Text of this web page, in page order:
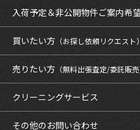
入荷予定＆非公開物件ご案内希
買いたい方 （お探し依頼リクエスト
売りたい方（無料出張査定/委託販
クリーニングサービス
その他のお問い合わせ